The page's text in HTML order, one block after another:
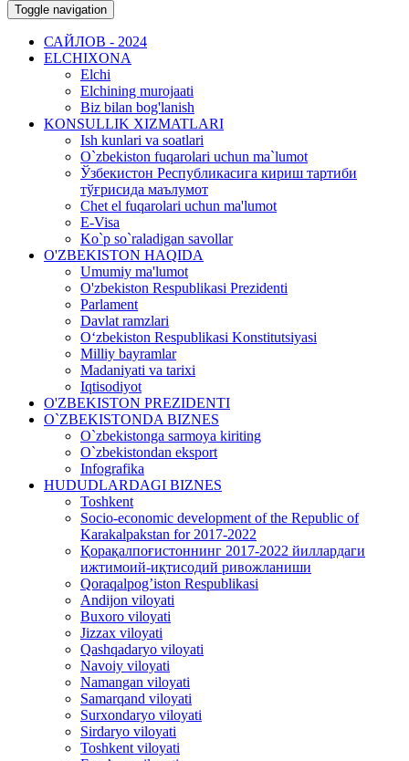
Toggle navigation
САЙЛОВ - 2024
ELCHIXONA
Elchi
Elchining murojaati
Biz bilan bog'lanish
KONSULLIK XIZMATLARI
Ish kunlari va soatlari
O`zbekiston fuqarolari uchun ma`lumot
Ўзбекистон Республикасига кириш тартиби
тўғрисида маълумот
Chet el fuqarolari uchun ma'lumot
E-Visa
Ko`p so`raladigan savollar
O'ZBEKISTON HAQIDA
Umumiy ma'lumot
O'zbekiston Respublikasi Prezidenti
Parlament
Davlat ramzlari
O‘zbekiston Respublikasi Konstitutsiyasi
Milliy bayramlar
Madaniyati va tarixi
Iqtisodiyot
O'ZBEKISTON PREZIDENTI
O`ZBEKISTONDA BIZNES
O`zbekistonga sarmoya kiriting
O`zbekistondan eksport
Infografika
HUDUDLARDAGI BIZNES
Toshkent
Socio-economic development of the Republic of
Karakalpakstan for 2017-2022
Қорақалпоғистоннинг 2017-2022 йиллардаги
ижтимоий-иқтисодий ривожланиши
Qoraqalpog’iston Respublikasi
Andijon viloyati
Buxoro viloyati
Jizzax viloyati
Qashqadaryo viloyati
Navoiy viloyati
Namangan viloyati
Samarqand viloyati
Surxondaryo viloyati
Sirdaryo viloyati
Toshkent viloyati